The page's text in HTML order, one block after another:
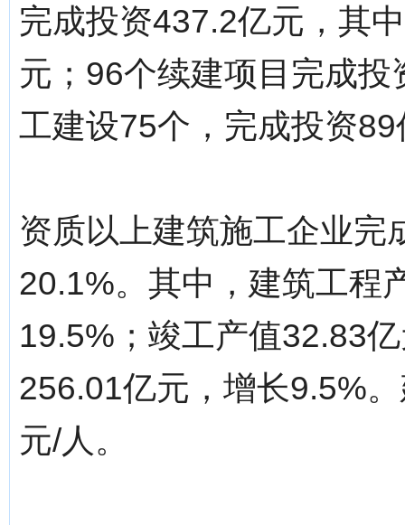
完成投资437.2亿元，其
元；96个续建项目完成
工建设75个，完成投资89
资质以上建筑施工企业完
20.1%。其中，建筑工程
19.5%；竣工产值32.83
256.01亿元，增长9.5%
元/人。